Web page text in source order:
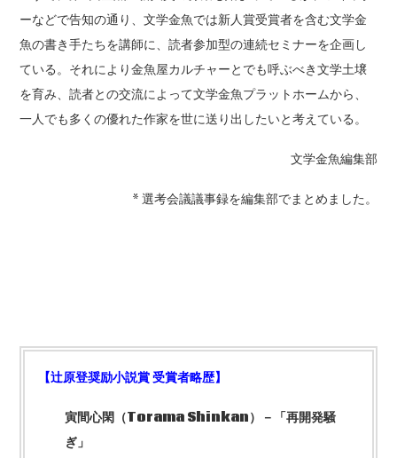
ーなどで告知の通り、文学金魚では新人賞受賞者を含む文学金
魚の書き手たちを講師に、読者参加型の連続セミナーを企画し
ている。それにより金魚屋カルチャーとでも呼ぶべき文学土壌
を育み、読者との交流によって文学金魚プラットホームから、
一人でも多くの優れた作家を世に送り出したいと考えている。
文学金魚編集部
* 選考会議議事録を編集部でまとめました。
【辻原登奨励小説賞 受賞者略歴】
寅間心閑（Torama Shinkan）－「再開発騒
ぎ」